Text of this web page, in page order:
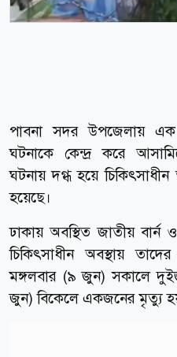
পাবনা সদর উপজেলায় এক
ঘটনাকে কেন্দ্র করে
ঘটনায় দগ্ধ হয়ে
হয়েছে।
ঢাকায় অবস্থিত জাতীয় বার্ন ও
চিকিৎসাধীন অবস্থায়
মঙ্গলবার (৯ জুন) সকালে
জুন) বিকেলে একজনের মৃত্যু